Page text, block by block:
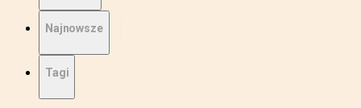
Najnowsze
Tagi